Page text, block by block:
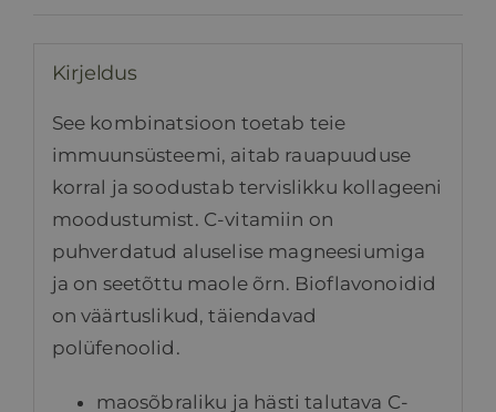
Kirjeldus
See kombinatsioon toetab teie
immuunsüsteemi, aitab rauapuuduse
korral ja soodustab tervislikku kollageeni
moodustumist. C-vitamiin on
puhverdatud aluselise magneesiumiga
ja on seetõttu maole õrn. Bioflavonoidid
on väärtuslikud, täiendavad
polüfenoolid.
maosõbraliku ja hästi talutava C-